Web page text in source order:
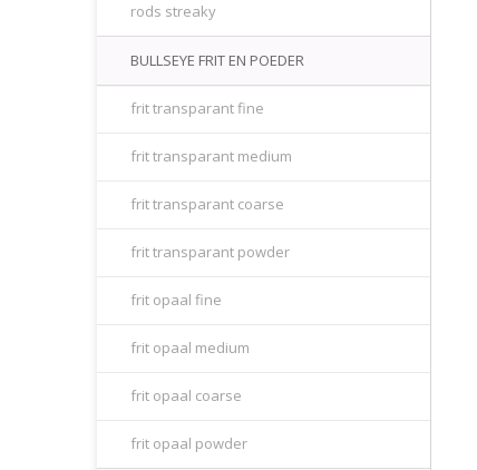
rods streaky
BULLSEYE FRIT EN POEDER
frit transparant fine
frit transparant medium
frit transparant coarse
frit transparant powder
frit opaal fine
frit opaal medium
frit opaal coarse
frit opaal powder